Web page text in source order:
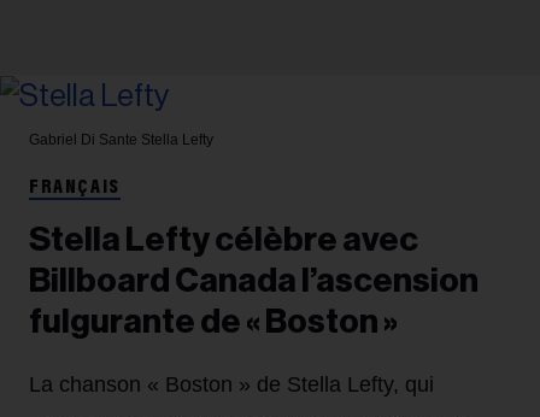
Gabriel Di Sante Stella Lefty
FRANÇAIS
Stella Lefty célèbre avec
Billboard Canada l’ascension
fulgurante de « Boston »
La chanson « Boston » de Stella Lefty, qui